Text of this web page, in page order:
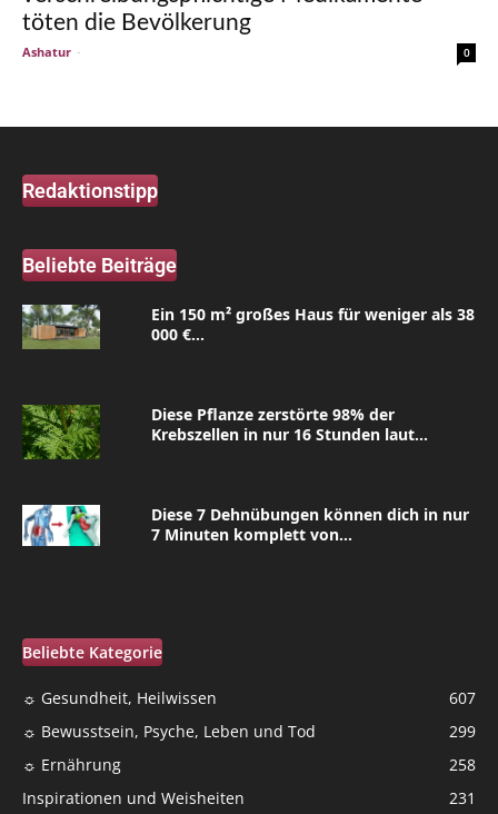
töten die Bevölkerung
Ashatur - 0
Redaktionstipp
Beliebte Beiträge
Ein 150 m² großes Haus für weniger als 38
000 €...
Diese Pflanze zerstörte 98% der
Krebszellen in nur 16 Stunden laut...
Diese 7 Dehnübungen können dich in nur
7 Minuten komplett von...
Beliebte Kategorie
☼ Gesundheit, Heilwissen
607
☼ Bewusstsein, Psyche, Leben und Tod
299
☼ Ernährung
258
Inspirationen und Weisheiten
231